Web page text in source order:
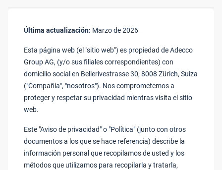
Última actualización: Marzo de 2026
Esta página web (el "sitio web") es propiedad de Adecco
Group AG, (y/o sus filiales correspondientes) con
domicilio social en Bellerivestrasse 30, 8008 Zürich, Suiza
("Compañía", "nosotros"). Nos comprometemos a
proteger y respetar su privacidad mientras visita el sitio
web.
Este "Aviso de privacidad" o "Política" (junto con otros
documentos a los que se hace referencia) describe la
información personal que recopilamos de usted y los
métodos que utilizamos para recopilarla y tratarla,